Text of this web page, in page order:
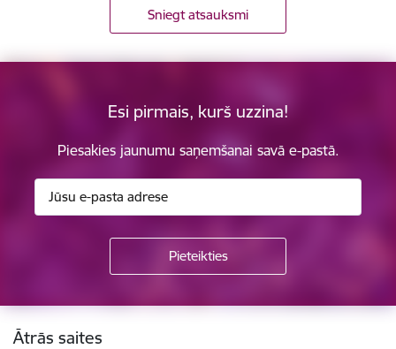
Sniegt atsauksmi
Esi pirmais, kurš uzzina!
Piesakies jaunumu saņemšanai savā e-pastā.
Kājene
Ātrās saites